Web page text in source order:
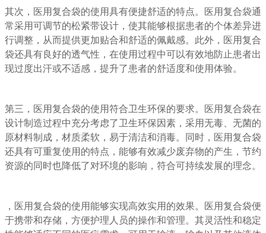
其次，医用复合袋的使用具有便捷舒适的特点。医用复合袋通
常采用可调节的松紧带设计，使其能够根据患者的个体差异进
行调整，从而提供更加贴合和舒适的佩戴感。此外，医用复合
袋还具有良好的透气性，在使用过程中可以有效地防止患者出
现过度出汗或不适感，提升了患者的舒适度和使用体验。
第三，医用复合袋的使用符合卫生环保的要求。医用复合袋在
设计制造过程中充分考虑了卫生环保因素，采用无毒、无菌的
原材料制成，材质柔软，易于清洁和消毒。同时，医用复合袋
还具有可重复使用的特点，能够有效减少废弃物的产生，节约
资源的同时也降低了对环境的影响，符合可持续发展的理念。
，医用复合袋的使用能够实现高效实用的效果。医用复合袋便
于携带和存储，方便护理人员的操作和管理。其灵活性和稳定